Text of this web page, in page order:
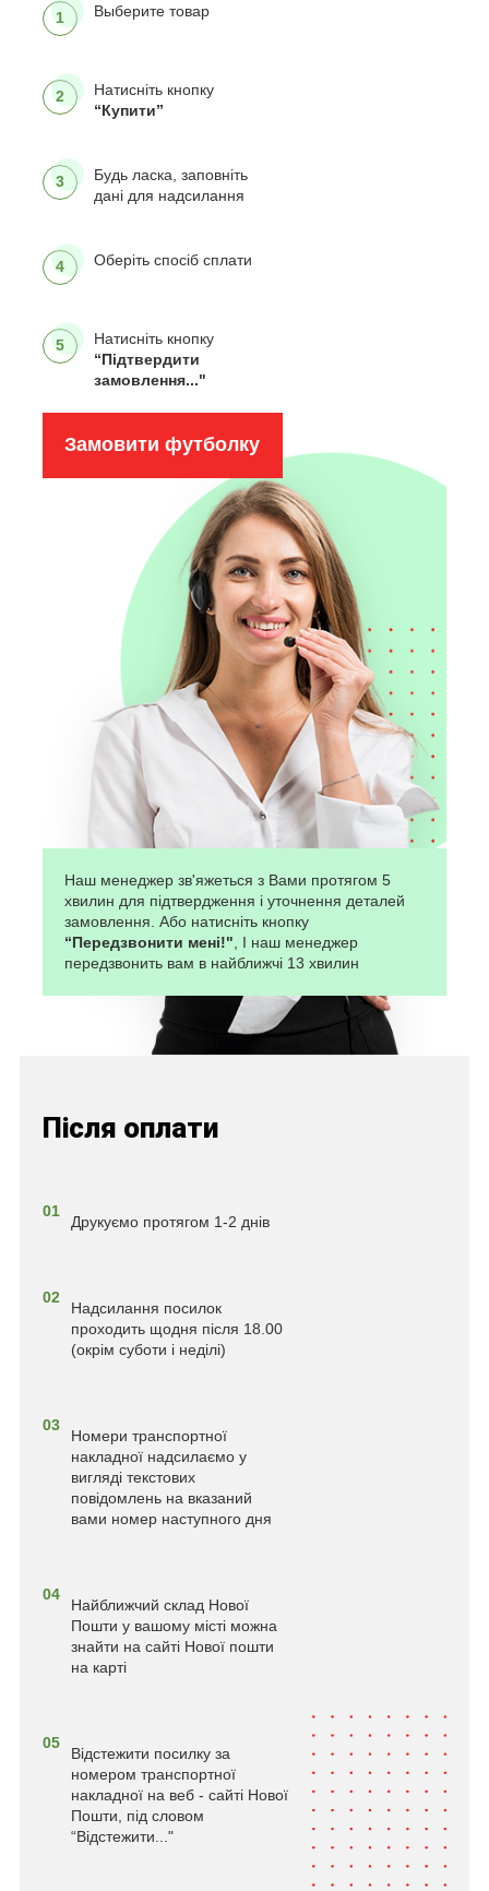
1 Выберите товар
2
Натисніть кнопку
“Купити”
3
Будь ласка, заповніть
дані для надсилання
4 Оберіть спосіб сплати
5
Натисніть кнопку
“Підтвердити
замовлення..."
Замовити футболку
Наш менеджер зв'яжеться з Вами протягом 5
хвилин для підтвердження і уточнення деталей
замовлення. Або натисніть кнопку
“Передзвонити мені!", І наш менеджер
передзвонить вам в найближчі 13 хвилин
Після оплати
01
Друкуємо протягом 1-2 днів
02
Надсилання посилок
проходить щодня після 18.00
(окрім суботи і неділі)
03
Номери транспортної
накладної надсилаємо у
вигляді текстових
повідомлень на вказаний
вами номер наступного дня
04
Найближчий склад Нової
Пошти у вашому місті можна
знайти на сайті Нової пошти
на карті
05
Відстежити посилку за
номером транспортної
накладної на веб - сайті Нової
Пошти, під словом
“Відстежити..."